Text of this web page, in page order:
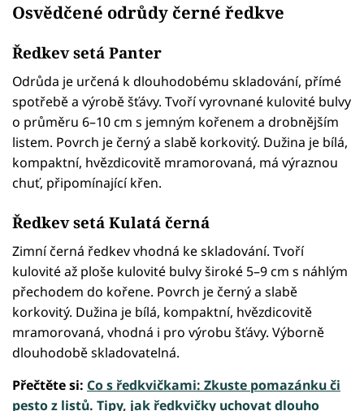
Osvědčené odrůdy černé ředkve
Ředkev setá Panter
Odrůda je určená k dlouhodobému skladování, přímé
spotřebě a výrobě šťávy. Tvoří vyrovnané kulovité bulvy
o průměru 6–10 cm s jemným kořenem a drobnějším
listem. Povrch je černý a slabě korkovitý. Dužina je bílá,
kompaktní, hvězdicovitě mramorovaná, má výraznou
chuť, připomínající křen.
Ředkev setá Kulatá černá
Zimní černá ředkev vhodná ke skladování. Tvoří
kulovité až ploše kulovité bulvy široké 5–9 cm s náhlým
přechodem do kořene. Povrch je černý a slabě
korkovitý. Dužina je bílá, kompaktní, hvězdicovitě
mramorovaná, vhodná i pro výrobu šťávy. Výborně
dlouhodobě skladovatelná.
Přečtěte si: Co s ředkvičkami: Zkuste pomazánku či
pesto z listů. Tipy, jak ředkvičky uchovat dlouho